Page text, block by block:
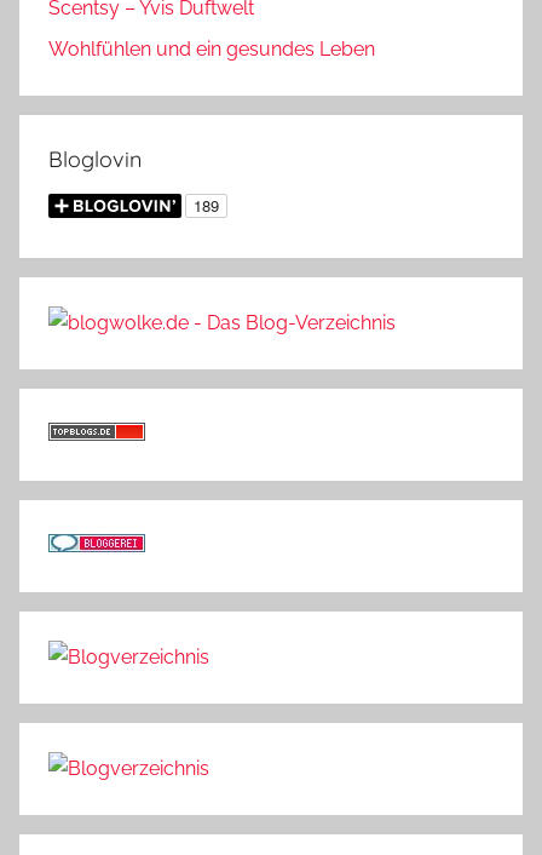
Scentsy – Yvis Duftwelt
Wohlfühlen und ein gesundes Leben
Bloglovin